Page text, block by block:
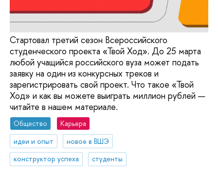
Стартовал третий сезон Всероссийского
студенческого проекта «Твой Ход». До 25 марта
любой учащийся российского вуза может подать
заявку на один из конкурсных треков и
зарегистрировать свой проект. Что такое «Твой
Ход» и как вы можете выиграть миллион рублей —
читайте в нашем материале.
Общество
Карьера
идеи и опыт
новое в ВШЭ
конструктор успеха
студенты